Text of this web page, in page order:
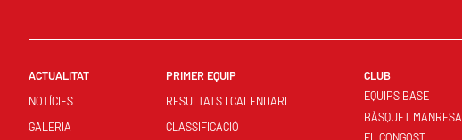
ACTUALITAT
NOTÍCIES
GALERIA
PRIMER EQUIP
RESULTATS I CALENDARI
CLASSIFICACIÓ
CLUB
EQUIPS BASE
BÀSQUET MANRESA